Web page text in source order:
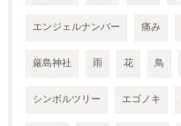
エンジェルナンバー 痛み
厳島神社 雨 花 鳥
シンボルツリー エゴノキ